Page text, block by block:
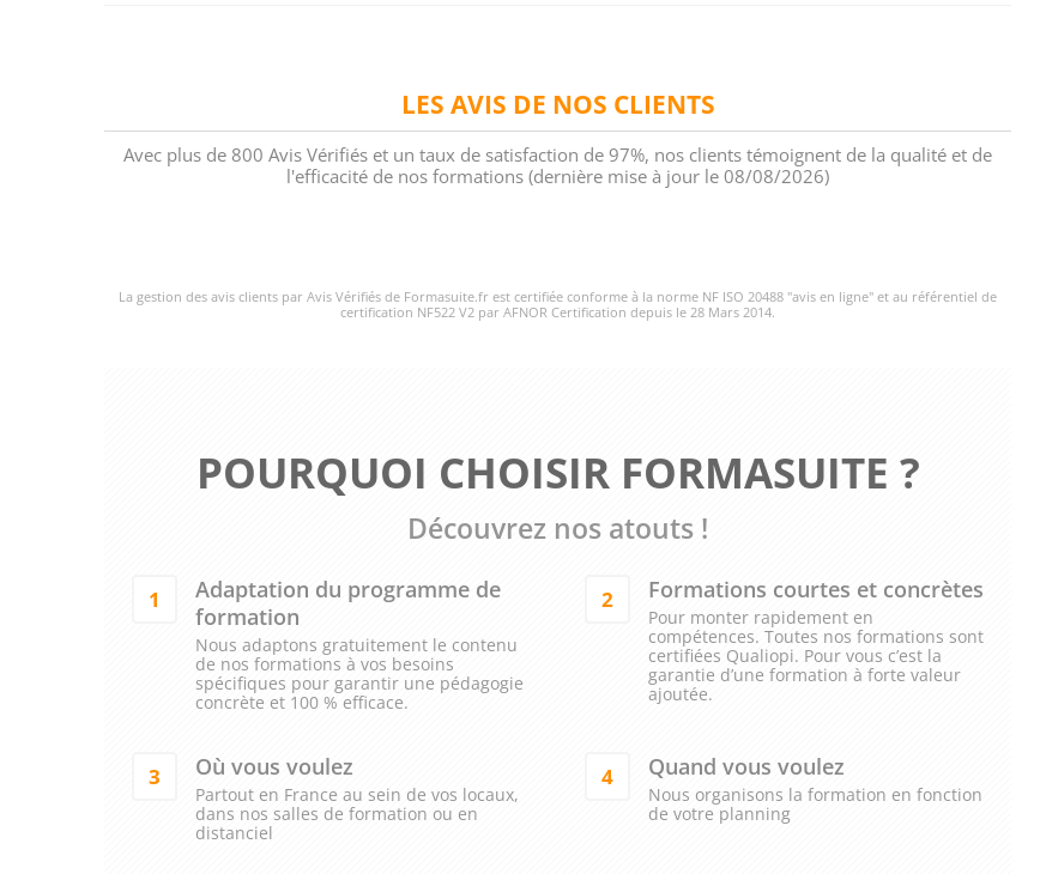
LES AVIS DE NOS CLIENTS
Avec plus de 800 Avis Vérifiés et un taux de satisfaction de 97%, nos clients témoignent de la qualité et de
l'efficacité de nos formations (dernière mise à jour le 08/08/2026)
La gestion des avis clients par Avis Vérifiés de Formasuite.fr est certifiée conforme à la norme NF ISO 20488 "avis en ligne" et au référentiel de
certification NF522 V2 par AFNOR Certification depuis le 28 Mars 2014.
POURQUOI CHOISIR FORMASUITE ?
Découvrez nos atouts !
1
Adaptation du programme de
formation
Nous adaptons gratuitement le contenu
de nos formations à vos besoins
spécifiques pour garantir une pédagogie
concrète et 100 % efficace.
2 Formations courtes et concrètes
Pour monter rapidement en
compétences. Toutes nos formations sont
certifiées Qualiopi. Pour vous c’est la
garantie d’une formation à forte valeur
ajoutée.
3 Où vous voulez
Partout en France au sein de vos locaux,
dans nos salles de formation ou en
distanciel
4 Quand vous voulez
Nous organisons la formation en fonction
de votre planning